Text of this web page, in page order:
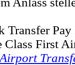
Transfer
First
Airport